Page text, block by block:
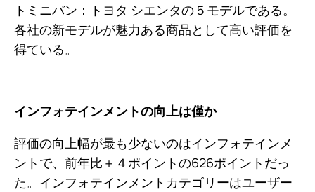
トミニバン：トヨタ シエンタの５モデルである。
各社の新モデルが魅力ある商品として高い評価を
得ている。
インフォテインメントの向上は僅か
評価の向上幅が最も少ないのはインフォテインメ
ントで、前年比＋４ポイントの626ポイントだっ
た。インフォテインメントカテゴリーはユーザー